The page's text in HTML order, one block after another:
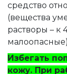
средство
(вещества
растворы – к
малоопасные)
Избегать
кожу. При